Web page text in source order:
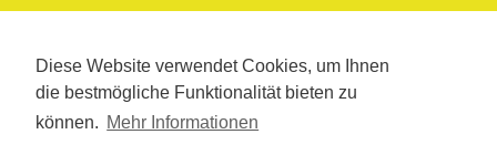
Diese Website verwendet Cookies, um Ihnen
die bestmögliche Funktionalität bieten zu
können. Mehr Informationen